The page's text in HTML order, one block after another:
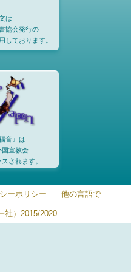
は
協会発行の
しております。
音』は
国宣教会
されます。
ーポリシー 他の言語で
社）2015/2020